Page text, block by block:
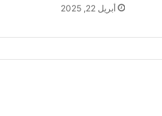
أبريل 22, 2025